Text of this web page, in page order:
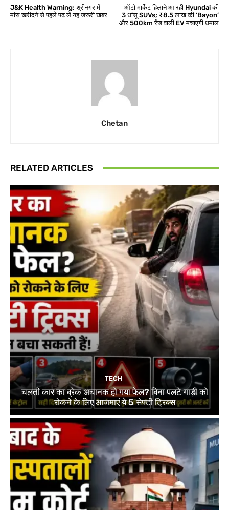
J&K Health Warning: श्रीनगर में
मांस खरीदने से पहले पढ़ लें यह जरूरी खबर
ऑटो मार्केट हिलाने आ रही Hyundai की
3 धांसू SUVs; ₹8.5 लाख की ‘Bayon’
और 500km रेंज वाली EV मचाएगी धमाल
Chetan
RELATED ARTICLES
TECH
चलती कार का ब्रेक अचानक हो गया फेल? बिना पलटे गाड़ी को
रोकने के लिए आजमाएं ये 5 सेफ्टी ट्रिक्स